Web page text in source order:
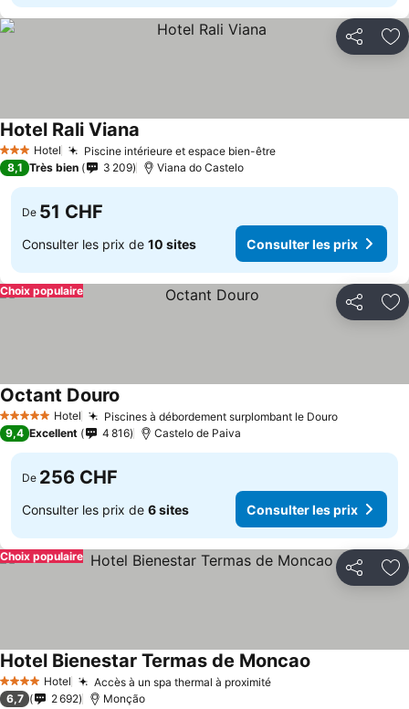
Partager
3 ÉtoilesHotel Piscine intérieure et espace bien-être
Hotel Rali Viana
8,1 Très bien 3 209 Viana do Castelo
De 51 CHF
Consulter les prix de 10 sites Consulter les prix
Partager
Choix populaire
5 Étoiles Hotel Piscines à débordement surplombant le Douro
Octant Douro
9,4 Excellent 4 816 Castelo de Paiva
De 256 CHF
Consulter les prix de 6 sites Consulter les prix
Partager
Choix populaire
4 Étoiles Hotel Accès à un spa thermal à proximité
Hotel Bienestar Termas de Moncao
6,7 2 692 Monção